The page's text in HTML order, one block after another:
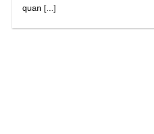
quan [...]